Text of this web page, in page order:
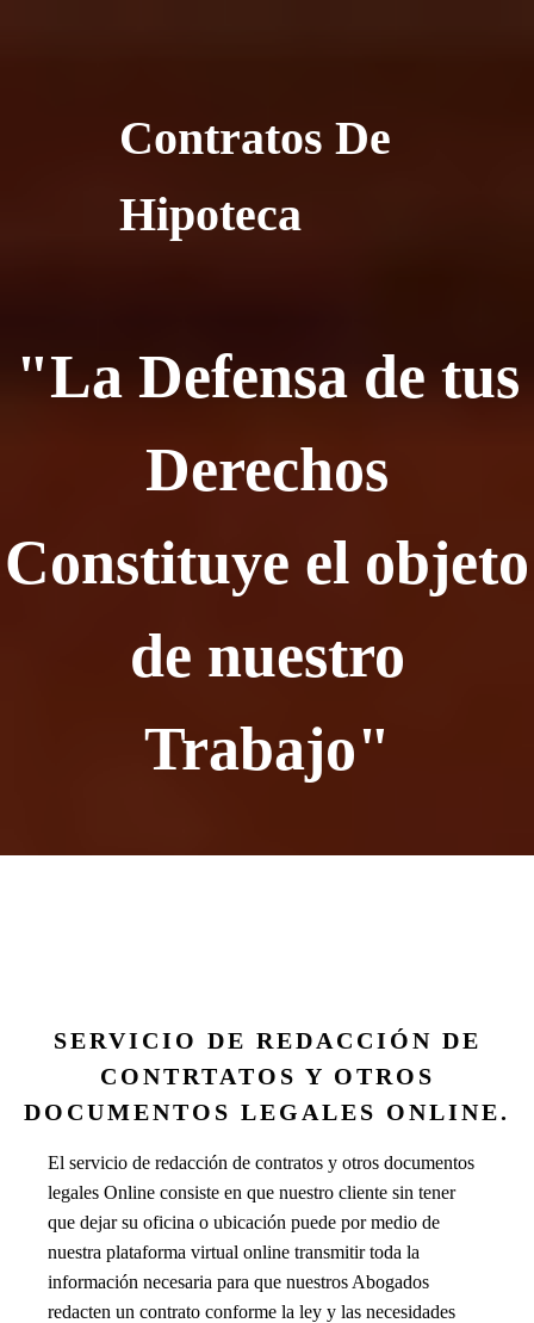
Contratos De
Hipoteca
"La Defensa de tus
Derechos
Constituye el objeto
de nuestro
Trabajo"
SERVICIO DE REDACCIÓN DE
CONTRTATOS Y OTROS
DOCUMENTOS LEGALES ONLINE.
El servicio de redacción de contratos y otros documentos
legales Online consiste en que nuestro cliente sin tener
que dejar su oficina o ubicación puede por medio de
nuestra plataforma virtual online transmitir toda la
información necesaria para que nuestros Abogados
redacten un contrato conforme la ley y las necesidades